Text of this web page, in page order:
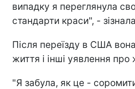
випадку я переглянула
стандарти краси", -
Після переїзду в США
життя і інші уявлення про
"Я забула, як це -